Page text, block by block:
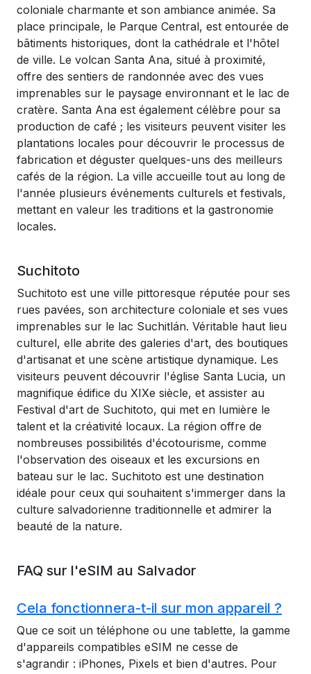
coloniale charmante et son ambiance animée. Sa
place principale, le Parque Central, est entourée de
bâtiments historiques, dont la cathédrale et l'hôtel
de ville. Le volcan Santa Ana, situé à proximité,
offre des sentiers de randonnée avec des vues
imprenables sur le paysage environnant et le lac de
cratère. Santa Ana est également célèbre pour sa
production de café ; les visiteurs peuvent visiter les
plantations locales pour découvrir le processus de
fabrication et déguster quelques-uns des meilleurs
cafés de la région. La ville accueille tout au long de
l'année plusieurs événements culturels et festivals,
mettant en valeur les traditions et la gastronomie
locales.
Suchitoto
Suchitoto est une ville pittoresque réputée pour ses
rues pavées, son architecture coloniale et ses vues
imprenables sur le lac Suchitlán. Véritable haut lieu
culturel, elle abrite des galeries d'art, des boutiques
d'artisanat et une scène artistique dynamique. Les
visiteurs peuvent découvrir l'église Santa Lucia, un
magnifique édifice du XIXe siècle, et assister au
Festival d'art de Suchitoto, qui met en lumière le
talent et la créativité locaux. La région offre de
nombreuses possibilités d'écotourisme, comme
l'observation des oiseaux et les excursions en
bateau sur le lac. Suchitoto est une destination
idéale pour ceux qui souhaitent s'immerger dans la
culture salvadorienne traditionnelle et admirer la
beauté de la nature.
FAQ sur l'eSIM au Salvador
Cela fonctionnera-t-il sur mon appareil ?
Que ce soit un téléphone ou une tablette, la gamme
d'appareils compatibles eSIM ne cesse de
s'agrandir : iPhones, Pixels et bien d'autres. Pour